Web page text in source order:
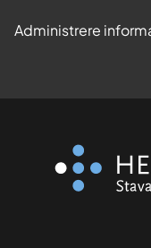
Administrere